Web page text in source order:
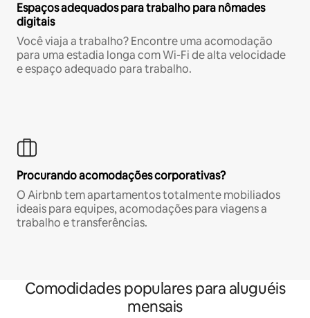
Espaços adequados para trabalho para nômades
digitais
Você viaja a trabalho? Encontre uma acomodação
para uma estadia longa com Wi-Fi de alta velocidade
e espaço adequado para trabalho.
Procurando acomodações corporativas?
O Airbnb tem apartamentos totalmente mobiliados
ideais para equipes, acomodações para viagens a
trabalho e transferências.
Comodidades populares para aluguéis
mensais